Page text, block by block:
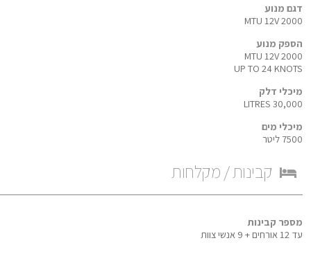
דגם מנוע
MTU 12V 2000
הספק מנוע
MTU 12V 2000
UP TO 24 KNOTS
מיכלי דלק
30,000 LITRES
מיכלי מים
7500 ליטר
קבינות / מקלחות
מספר קבינות
עד 12 אורחים + 9 אנשי צוות